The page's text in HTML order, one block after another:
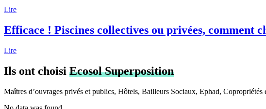
Lire
Efficace ! Piscines collectives ou privées, comment
Lire
Ils ont choisi Ecosol Superposition
Maîtres d’ouvrages privés et publics, Hôtels, Bailleurs Sociaux, Ephad,